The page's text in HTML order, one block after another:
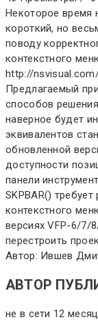
Некоторое время
короткий, но
поводу
контекстного
http://
Предлагаемый
способов
наверное будет
эквивалентов
обновленной
доступности
панели
SKPBAR()
контекстного
версиях VFP-6/7/
перестроить
Автор: Ившев
АВТОР
не в сети 12